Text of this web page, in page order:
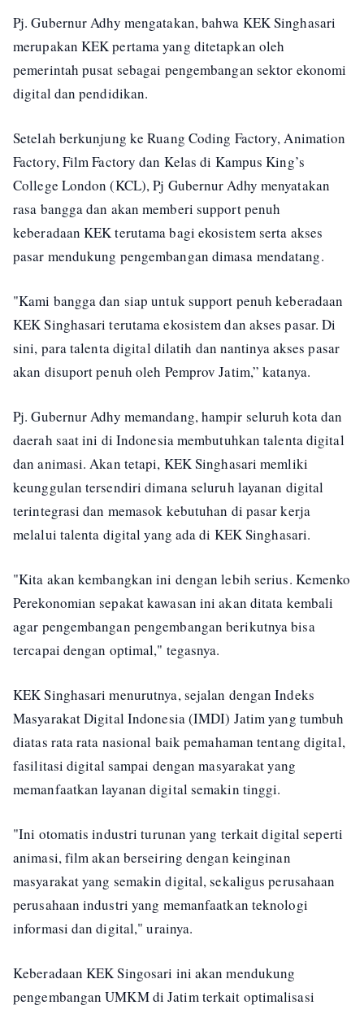
Pj. Gubernur Adhy mengatakan, bahwa KEK Singhasari
merupakan KEK pertama yang ditetapkan oleh
pemerintah pusat sebagai pengembangan sektor ekonomi
digital dan pendidikan.
Setelah berkunjung ke Ruang Coding Factory, Animation
Factory, Film Factory dan Kelas di Kampus King’s
College London (KCL), Pj Gubernur Adhy menyatakan
rasa bangga dan akan memberi support penuh
keberadaan KEK terutama bagi ekosistem serta akses
pasar mendukung pengembangan dimasa mendatang.
"Kami bangga dan siap untuk support penuh keberadaan
KEK Singhasari terutama ekosistem dan akses pasar. Di
sini, para talenta digital dilatih dan nantinya akses pasar
akan disuport penuh oleh Pemprov Jatim,” katanya.
Pj. Gubernur Adhy memandang, hampir seluruh kota dan
daerah saat ini di Indonesia membutuhkan talenta digital
dan animasi. Akan tetapi, KEK Singhasari memliki
keunggulan tersendiri dimana seluruh layanan digital
terintegrasi dan memasok kebutuhan di pasar kerja
melalui talenta digital yang ada di KEK Singhasari.
"Kita akan kembangkan ini dengan lebih serius. Kemenko
Perekonomian sepakat kawasan ini akan ditata kembali
agar pengembangan pengembangan berikutnya bisa
tercapai dengan optimal," tegasnya.
KEK Singhasari menurutnya, sejalan dengan Indeks
Masyarakat Digital Indonesia (IMDI) Jatim yang tumbuh
diatas rata rata nasional baik pemahaman tentang digital,
fasilitasi digital sampai dengan masyarakat yang
memanfaatkan layanan digital semakin tinggi.
"Ini otomatis industri turunan yang terkait digital seperti
animasi, film akan berseiring dengan keinginan
masyarakat yang semakin digital, sekaligus perusahaan
perusahaan industri yang memanfaatkan teknologi
informasi dan digital," urainya.
Keberadaan KEK Singosari ini akan mendukung
pengembangan UMKM di Jatim terkait optimalisasi